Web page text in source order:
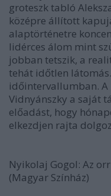
groteszk tabló
középre állított
alaptörténetre
lidérces álom mint
jobban tetszik, a
tehát időtlen
időintervallumban.
Vidnyánszky a saját
előadást, hogy
elkezdjen rajta
Nyikolaj Gogol: Az orr
(Magyar Színház)